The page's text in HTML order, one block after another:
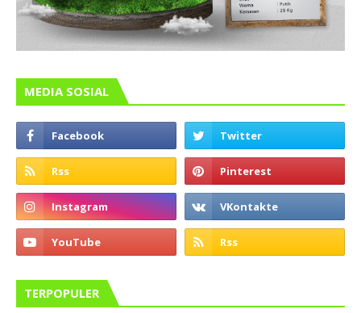
MEDIA SOSIAL
TERPOPULER